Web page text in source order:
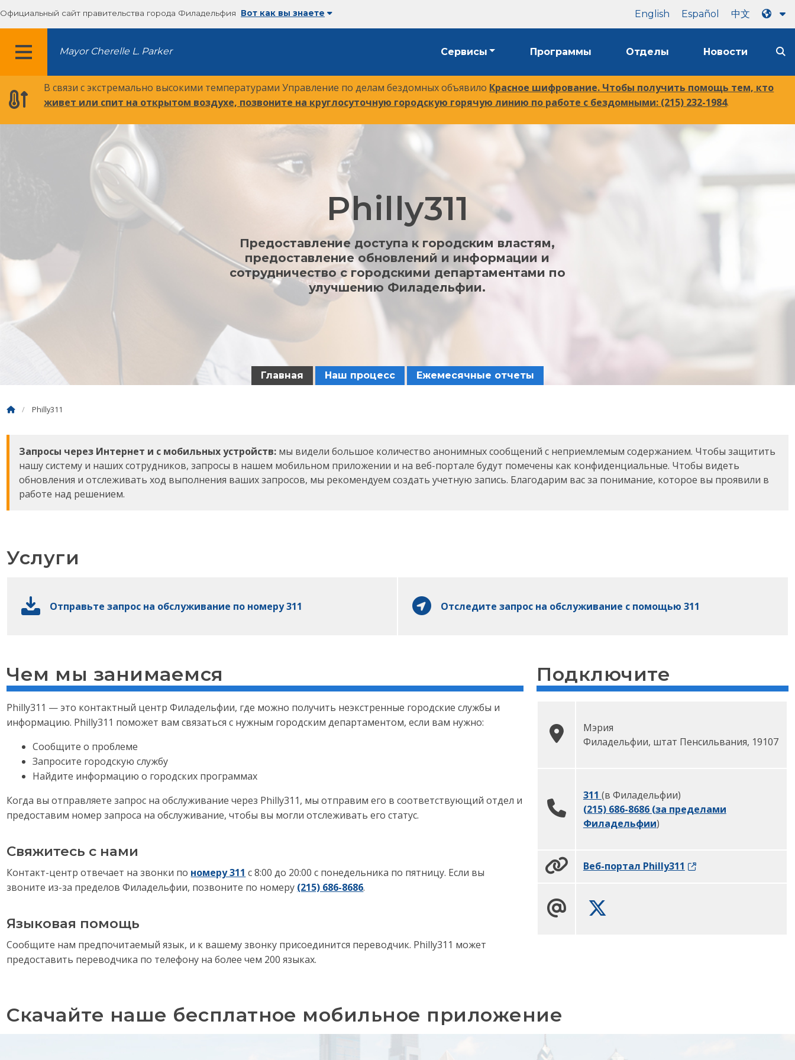
Официальный сайт правительства города Филадельфия Вот как вы знаете English Español 中文
МЕНЮ
Mayor Cherelle L. Parker Сервисы Программы Отделы Новости
В связи с экстремально высокими температурами Управление по делам бездомных объявило Красное шифрование. Чтобы получить помощь тем, кто
живет или спит на открытом воздухе, позвоните на круглосуточную городскую горячую линию по работе с бездомными: (215) 232-1984.
Philly311
Предоставление доступа к городским властям,
предоставление обновлений и информации и
сотрудничество с городскими департаментами по
улучшению Филадельфии.
Главная Наш процесс Ежемесячные отчеты
Philly311
Запросы через Интернет и с мобильных устройств: мы видели большое количество анонимных сообщений с неприемлемым содержанием. Чтобы защитить
нашу систему и наших сотрудников, запросы в нашем мобильном приложении и на веб-портале будут помечены как конфиденциальные. Чтобы видеть
обновления и отслеживать ход выполнения ваших запросов, мы рекомендуем создать учетную запись. Благодарим вас за понимание, которое вы проявили в
работе над решением.
Услуги
Отправьте запрос на обслуживание по номеру 311 Отследите запрос на обслуживание с помощью 311
Чем мы занимаемся
Philly311 — это контактный центр Филадельфии, где можно получить неэкстренные городские службы и
информацию. Philly311 поможет вам связаться с нужным городским департаментом, если вам нужно:
Сообщите о проблеме
Запросите городскую службу
Найдите информацию о городских программах
Когда вы отправляете запрос на обслуживание через Philly311, мы отправим его в соответствующий отдел и
предоставим номер запроса на обслуживание, чтобы вы могли отслеживать его статус.
Свяжитесь с нами
Контакт-центр отвечает на звонки по номеру 311 с 8:00 до 20:00 с понедельника по пятницу. Если вы
звоните из-за пределов Филадельфии, позвоните по номеру (215) 686-8686.
Языковая помощь
Сообщите нам предпочитаемый язык, и к вашему звонку присоединится переводчик. Philly311 может
предоставить переводчика по телефону на более чем 200 языках.
Подключите
Мэрия
Филадельфии, штат Пенсильвания, 19107
311 (в Филадельфии)
(215) 686-8686 (за пределами
Филадельфии)
Веб-портал Philly311
Скачайте наше бесплатное мобильное приложение